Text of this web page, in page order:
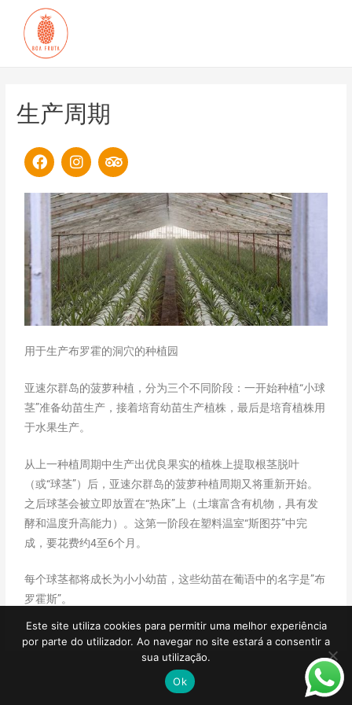
生产周期
用于生产布罗霍的洞穴的种植园
亚速尔群岛的菠萝种植，分为三个不同阶段：一开始种植“小球
茎”准备幼苗生产，接着培育幼苗生产植株，最后是培育植株用
于水果生产。
从上一种植周期中生产出优良果实的植株上提取根茎脱叶
（或“球茎”）后，亚速尔群岛的菠萝种植周期又将重新开始。
之后球茎会被立即放置在“热床”上（土壤富含有机物，具有发
酵和温度升高能力）。这第一阶段在塑料温室“斯图芬”中完
成，要花费约4至6个月。
每个球茎都将成长为小小幼苗，这些幼苗在葡语中的名字是”布
罗霍斯”。
Este site utiliza cookies para permitir uma melhor experiência
por parte do utilizador. Ao navegar no site estará a consentir a
sua utilização.
Ok